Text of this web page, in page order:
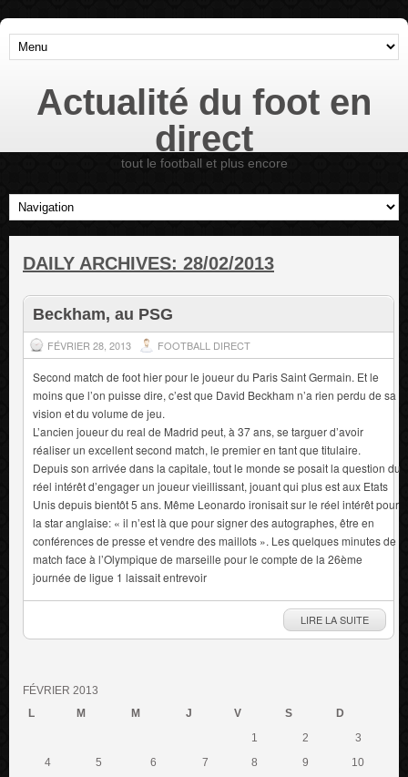
Actualité du foot en
direct
tout le football et plus encore
DAILY ARCHIVES: 28/02/2013
Beckham, au PSG
FÉVRIER 28, 2013 FOOTBALL DIRECT
Second match de foot hier pour le joueur du Paris Saint Germain. Et le
moins que l’on puisse dire, c’est que David Beckham n’a rien perdu de sa
vision et du volume de jeu.
L’ancien joueur du real de Madrid peut, à 37 ans, se targuer d’avoir
réaliser un excellent second match, le premier en tant que titulaire.
Depuis son arrivée dans la capitale, tout le monde se posait la question du
réel intérêt d’engager un joueur vieillissant, jouant qui plus est aux Etats
Unis depuis bientôt 5 ans. Même Leonardo ironisait sur le réel intérêt pour
la star anglaise: « il n’est là que pour signer des autographes, être en
conférences de presse et vendre des maillots ». Les quelques minutes de
match face à l’Olympique de marseille pour le compte de la 26ème
journée de ligue 1 laissait entrevoir
LIRE LA SUITE
FÉVRIER 2013
L
M M J V S D
1 2
3
4
5 6 7 8 9
10